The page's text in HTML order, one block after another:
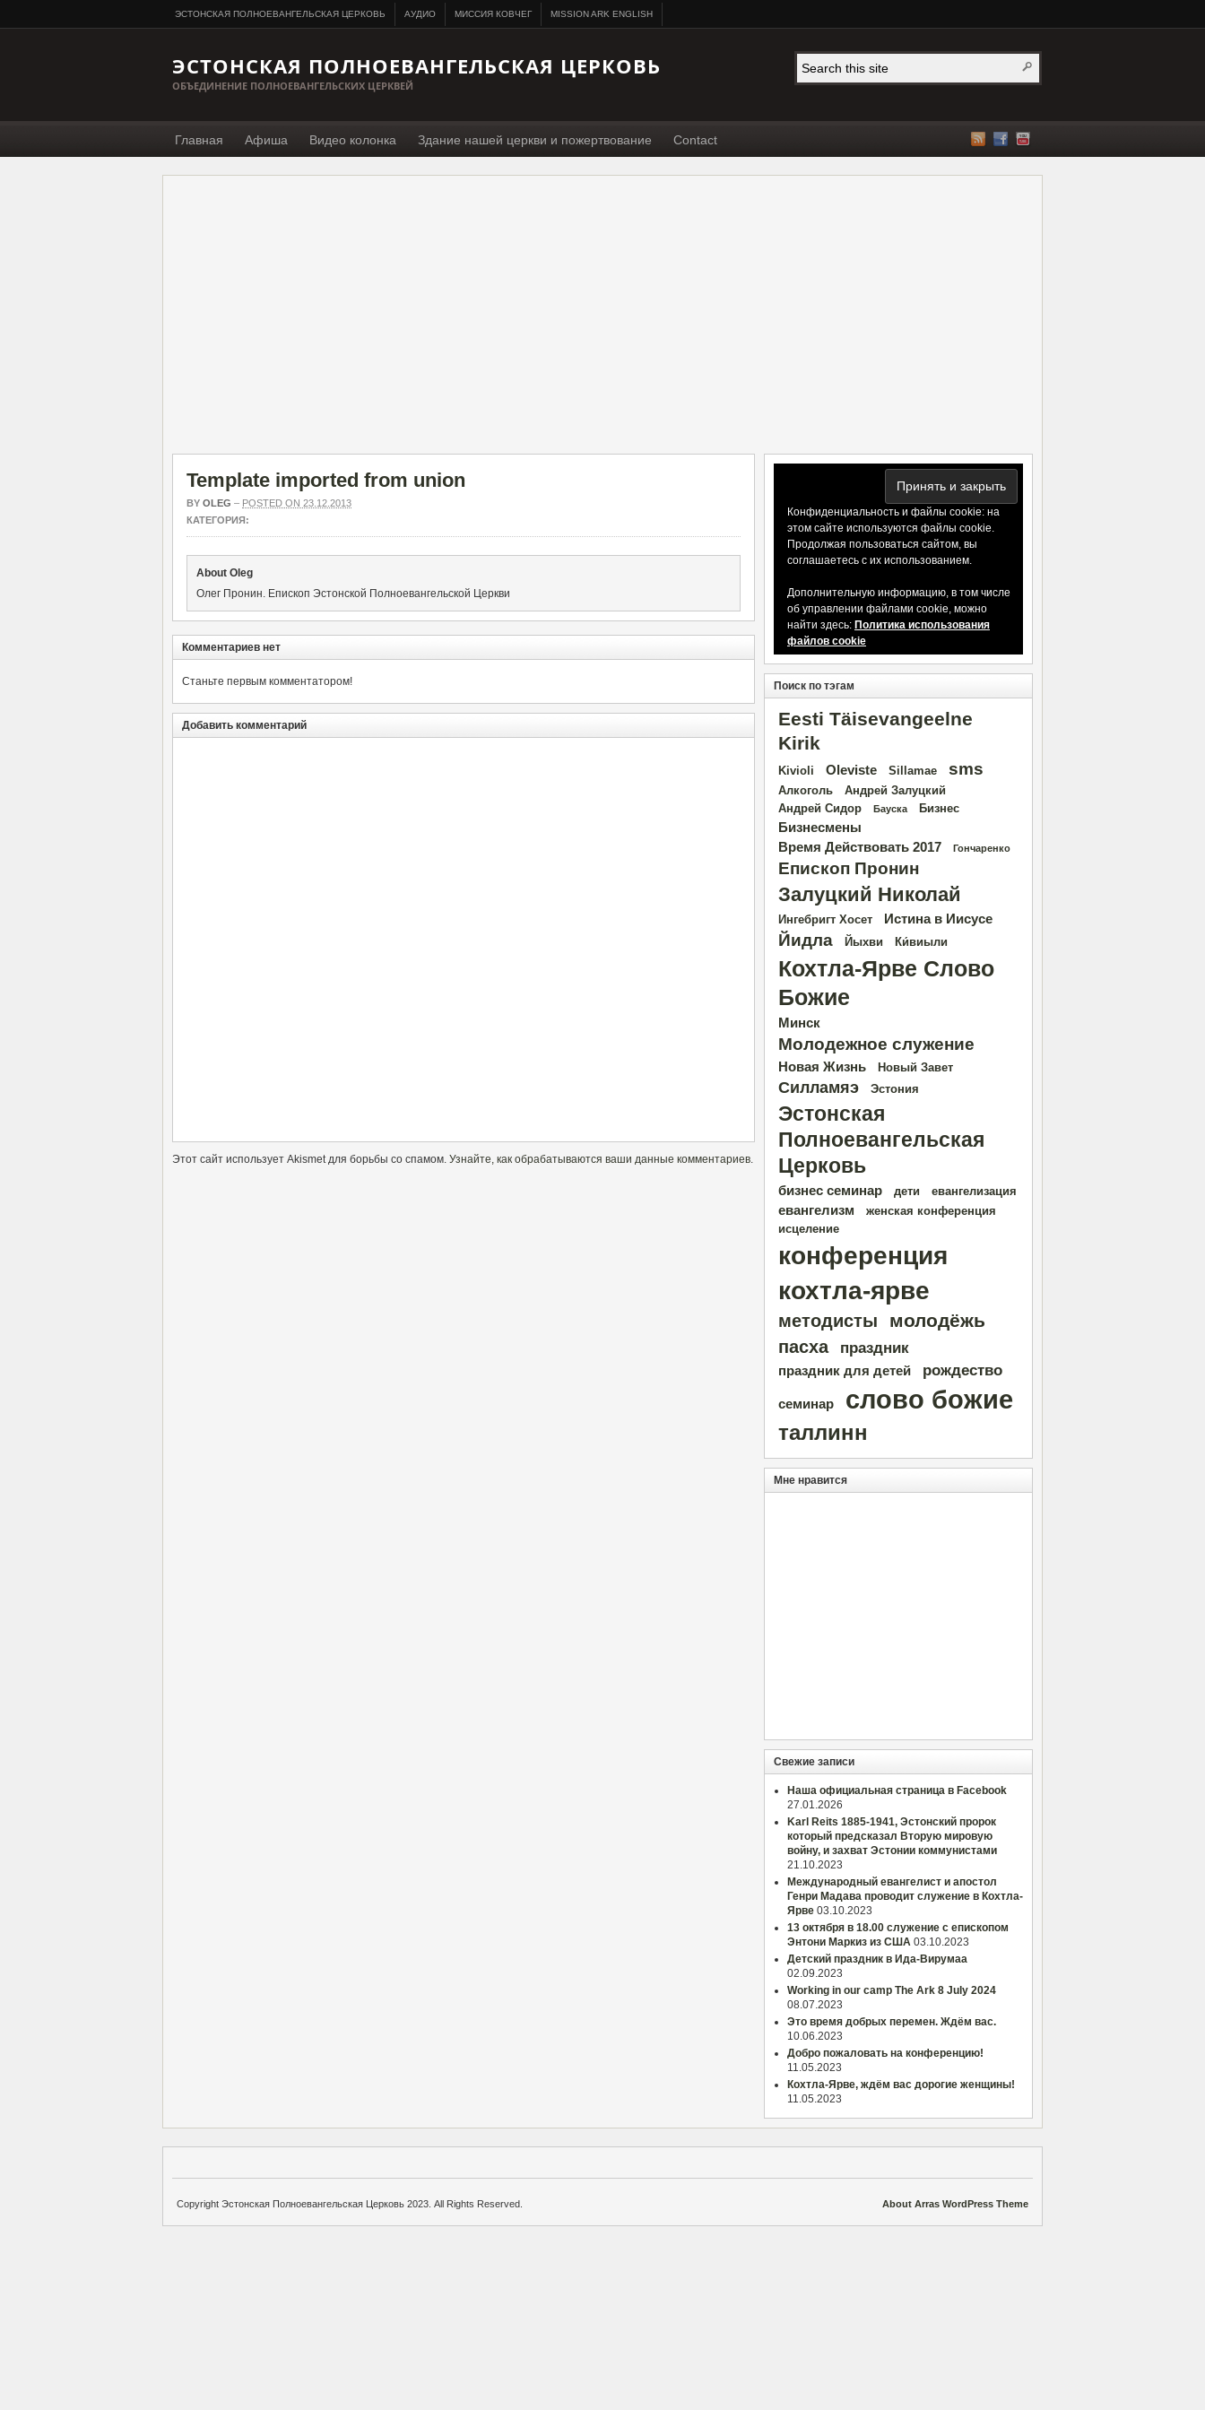
ЭСТОНСКАЯ ПОЛНОЕВАНГЕЛЬСКАЯ ЦЕРКОВЬ АУДИО МИССИЯ КОВЧЕГ MISSION ARK ENGLISH
ЭСТОНСКАЯ ПОЛНОЕВАНГЕЛЬСКАЯ ЦЕРКОВЬ
ОБЪЕДИНЕНИЕ ПОЛНОЕВАНГЕЛЬСКИХ ЦЕРКВЕЙ
Главная Афиша Видео колонка Здание нашей церкви и пожертвование Contact
Template imported from union
BY OLEG – POSTED ON 23.12.2013
КАТЕГОРИЯ:
About Oleg
Олег Пронин. Епископ Эстонской Полноевангельской Церкви
Комментариев нет
Станьте первым комментатором!
Добавить комментарий
Этот сайт использует Akismet для борьбы со спамом. Узнайте, как обрабатываются ваши данные комментариев.
Конфиденциальность и файлы cookie: на
этом сайте используются файлы cookie.
Продолжая пользоваться сайтом, вы
соглашаетесь с их использованием.
Дополнительную информацию, в том числе
об управлении файлами cookie, можно
найти здесь: Политика использования
файлов cookie
Поиск по тэгам
Eesti Täisevangeelne
Kirik
Kivioli Oleviste Sillamae sms
Алкоголь
Андрей Залуцкий
Андрей Сидор
Бауска Бизнес
Бизнесмены
Время Действовать 2017
Гончаренко
Епископ Пронин
Залуцкий Николай
Ингебригт Хосет Истина в Иисусе
Йидла Йыхви Ки́виыли
Кохтла-Ярве Слово
Божие
Минск
Молодежное служение
Новая Жизнь Новый Завет
Силламяэ Эстония
Эстонская
Полноевангельская
Церковь
бизнес семинар дети евангелизация
евангелизм
женская конференция
исцеление
конференция
кохтла-ярве
методисты молодёжь
пасха праздник
праздник для детей рождество
семинар слово божие
таллинн
Мне нравится
Свежие записи
Наша официальная страница в Facebook
27.01.2026
Karl Reits 1885-1941, Эстонский пророк
который предсказал Вторую мировую
войну, и захват Эстонии коммунистами
21.10.2023
Международный евангелист и апостол
Генри Мадава проводит служение в Кохтла-
Ярве 03.10.2023
13 октября в 18.00 служение с епископом
Энтони Маркиз из США 03.10.2023
Детский праздник в Ида-Вирумаа
02.09.2023
Working in our camp The Ark 8 July 2024
08.07.2023
Это время добрых перемен. Ждём вас.
10.06.2023
Добро пожаловать на конференцию!
11.05.2023
Кохтла-Ярве, ждём вас дорогие женщины!
11.05.2023
About Arras WordPress Theme
Copyright Эстонская Полноевангельская Церковь 2023. All Rights Reserved.